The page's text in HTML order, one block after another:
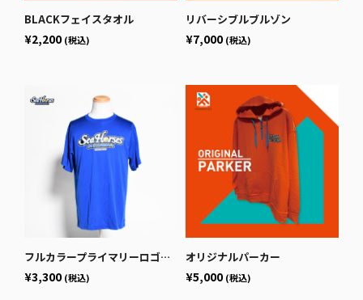
BLACKフェイスタオル
¥2,200 (税込)
リバーシブルブルゾン
¥7,000 (税込)
フルカラープライマリーロゴドライTシャツ ブルー
¥3,300 (税込)
オリジナルパーカー
¥5,000 (税込)